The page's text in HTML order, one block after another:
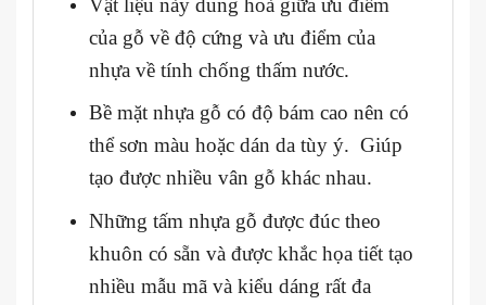
của gỗ về độ cứng và ưu điểm của
nhựa về tính chống thấm nước.
Bề mặt nhựa gỗ có độ bám cao nên có
thể sơn màu hoặc dán da tùy ý. Giúp
tạo được nhiều vân gỗ khác nhau.
Những tấm nhựa gỗ được đúc theo
khuôn có sẵn và được khắc họa tiết tạo
nhiều mẫu mã và kiểu dáng rất đa